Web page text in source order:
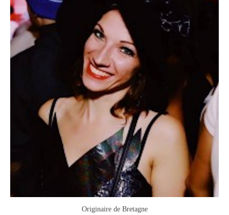
Originaire de Bretagne